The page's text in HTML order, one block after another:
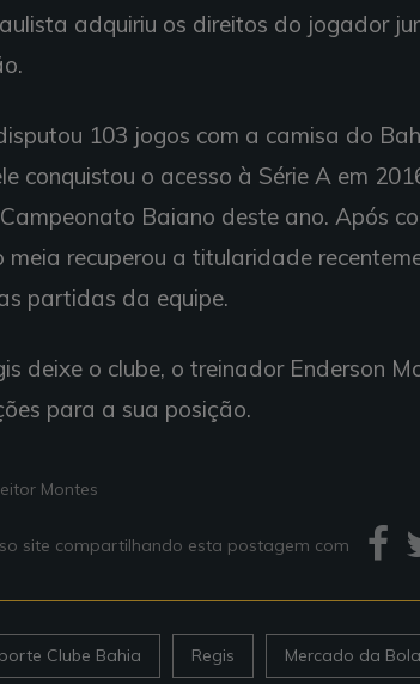
adquiriu os direitos do jogador
103 jogos com a camisa do
conquistou o acesso à Série A em
Baiano deste ano. Após
meia recuperou a titularidade
partidas da equipe.
deixe o clube, o treinador Enderson
para a sua posição.
Montes
site compartilhando esta postagem com
Clube Bahia Regis Mercado da Bola